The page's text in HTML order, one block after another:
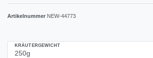
Artikelnummer NEW-44773
KRÄUTERGEWICHT